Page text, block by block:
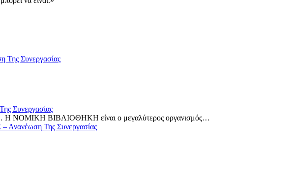
Συνεργασίας
Η ΝΟΜΙΚΗ ΒΙΒΛΙΟΘΗΚΗ είναι ο μεγαλύτερος οργανισμός…
Ανανέωση Της Συνεργασίας